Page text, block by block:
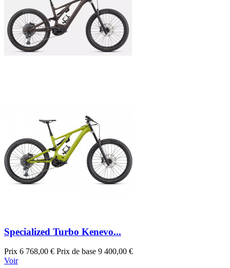
Specialized Turbo Kenevo...
Prix 6 768,00 € Prix de base 9 400,00 €
Voir